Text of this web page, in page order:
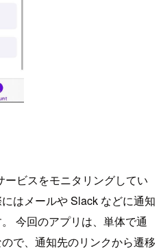
ビスをモニタリングしてい
はメールや Slack などに通知
今回のアプリは、単体で通
で、通知先のリンクから遷移